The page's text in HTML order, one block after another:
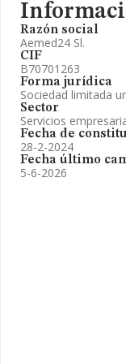
Razón social
Aemed24 Sl.
CIF
B70701263
Forma jurídica
Sociedad limitada
Sector
Servicios
Fecha de
28-2-2024
Fecha último
5-6-2026